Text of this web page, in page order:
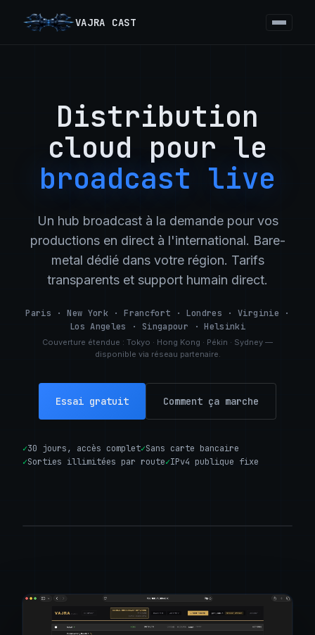
VAJRA CAST
Accueil
Fonctionnalités
Protocoles
Failover Vidéo
Routage de Flux
Logiciel Broadcast
Tarifs
EN FR
Distribution
cloud pour le
broadcast live
Un hub broadcast à la demande pour vos
productions en direct à l'international. Bare-
metal dédié dans votre région. Tarifs
transparents et support humain direct.
Paris · New York · Francfort · Londres · Virginie ·
Los Angeles · Singapour · Helsinki
Couverture étendue : Tokyo · Hong Kong · Pékin · Sydney —
disponible via réseau partenaire.
Essai gratuit Comment ça marche
✓30 jours, accès complet✓Sans carte bancaire
✓Sorties illimitées par route✓IPv4 publique fixe
VAJRA
CORE